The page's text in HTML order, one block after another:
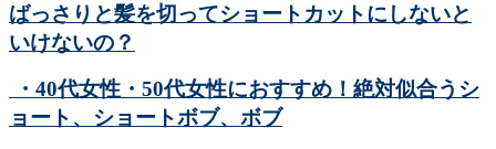
ばっさりと髪を切ってショートカットにしないと
いけないの？
・40代女性・50代女性におすすめ！絶対似合うシ
ョート、ショートボブ、ボブ